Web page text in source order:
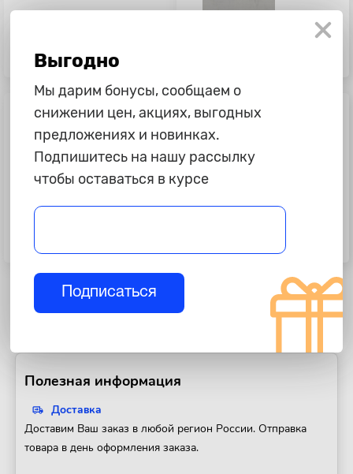
50+8мл
Полироль пластика "City Up", 750
665 ₽
Tire Wax Low Gloss, матов., 500мл
665 ₽
Полезная информация
Доставка
Доставим Ваш заказ в любой регион России. Отправка
товара в день оформления заказа.
Выгодно
Мы дарим бонусы, сообщаем о
снижении цен, акциях, выгодных
предложениях и новинках.
Подпишитесь на нашу рассылку
чтобы оставаться в курсе
Подписаться